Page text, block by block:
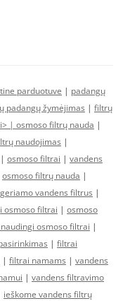
parduotuve | padangų
padangų žymėjimas | filtrų
| osmoso filtrų nauda |
naudojimas |
| osmoso filtrai | vandens
osmoso filtrų nauda |
vandens filtrus |
osmoso filtrai | osmoso
osmoso filtrai |
| filtrai
| filtrai namams | vandens
| vandens filtravimo
ieškome vandens filtrų